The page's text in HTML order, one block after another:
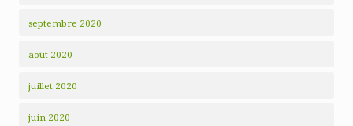
septembre 2020
août 2020
juillet 2020
juin 2020